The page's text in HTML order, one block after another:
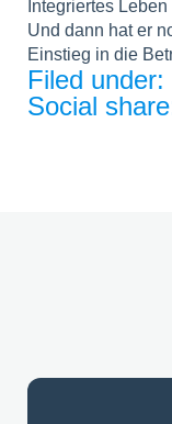
Integriertes Leben
Und dann hat er
Einstieg in die
Filed under:
Social